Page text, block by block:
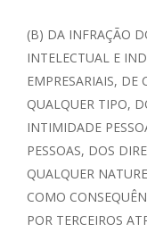
(B) DA INFRAÇÃO
INTELECTUAL E
EMPRESARIAIS, DE
QUALQUER TIPO,
INTIMIDADE
PESSOAS, DOS
QUALQUER
COMO
POR TERCEIROS